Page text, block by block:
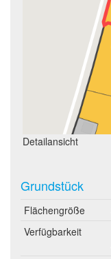
Detailansicht
Grundstück
Flächengröße
Verfügbarkeit